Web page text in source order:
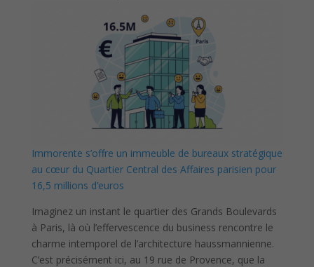
Immorente s’offre un immeuble de bureaux stratégique
au cœur du Quartier Central des Affaires parisien pour
16,5 millions d’euros
Imaginez un instant le quartier des Grands Boulevards
à Paris, là où l’effervescence du business rencontre le
charme intemporel de l’architecture haussmannienne.
C’est précisément ici, au 19 rue de Provence, que la